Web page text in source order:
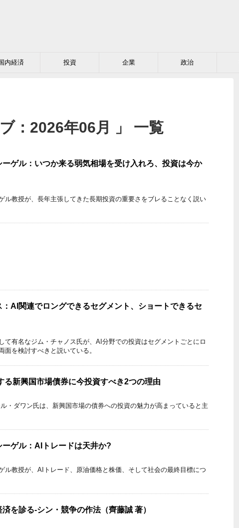
内経済 投資 企業 政治
：2026年06月 」 一覧
ーゲル：いつか来る弱気相場を受け入れろ、投資は今か
ル教授が、長年主張してきた長期投資の重要さをブレることなく説い
：AI関連でロングできるセグメント、ショートできるセ
て有名なジム・チャノス氏が、AI分野での投資はセグメントごとにロ
面を検討すべきと説いている。
る新興国市場債券に今投資すべき2つの理由
・ダワン氏は、新興国市場の債券への投資の魅力が高まっていると主
ーゲル：AIトレードは天井か?
ル教授が、AIトレード、原油価格と株価、そして社会の最終目標につ
済を診る-シン・競争の作法（齊藤誠 著）